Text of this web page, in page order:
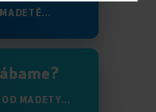
OD MADETY...